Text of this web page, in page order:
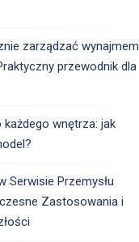
zarządzać wynajmem
przewodnik dla
każdego wnętrza: jak
Serwisie Przemysłu
Zastosowania i